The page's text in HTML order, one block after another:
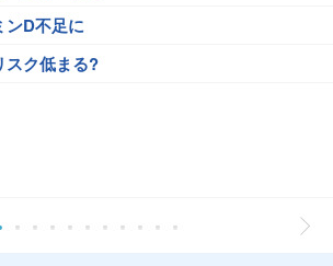
ンD不足に
スク低まる?